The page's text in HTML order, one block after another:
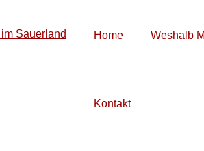
Home Weshalb
Kontakt